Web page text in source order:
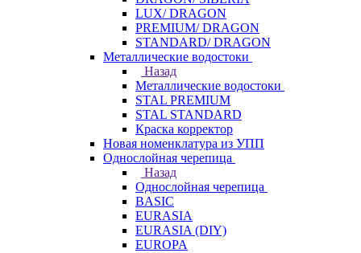
LUX/ DRAGON
PREMIUM/ DRAGON
STANDARD/ DRAGON
Металлические водостоки
Назад
Металлические водостоки
STAL PREMIUM
STAL STANDARD
Краска корректор
Новая номенклатура из УПП
Однослойная черепица
Назад
Однослойная черепица
BASIC
EURASIA
EURASIA (DIY)
EUROPA